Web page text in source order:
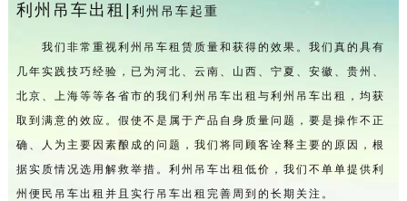
利州吊车出租| 利州吊车起重
我们非常重视利州吊车租赁质量和获得的效果。我们真的具有
几年实践技巧经验，已为河北、云南、山西、宁夏、安徽、贵州、
北京、上海等等各省市的我们利州吊车出租与利州吊车出租，均获
取到满意的效应。假使不是属于产品自身质量问题，要是操作不正
确、人为主要因素酿成的问题，我们将同顾客诠释主要的原因，根
据实质情况选用解救举措。利州吊车出租低价，我们不单单提供利
州便民吊车出租并且实行吊车出租完善周到的长期关注。